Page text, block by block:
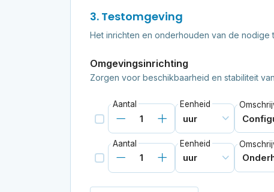
3. Testomgeving
Het inrichten en onderhouden van de nodige
Omgevingsinrichting
Zorgen voor beschikbaarheid en stabiliteit
Aantal Eenheid
Aantal Eenheid